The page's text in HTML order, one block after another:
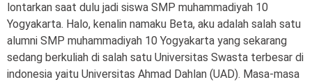
lontarkan saat dulu jadi siswa SMP muhammadiyah 10
Yogyakarta. Halo, kenalin namaku Beta, aku adalah salah satu
alumni SMP muhammadiyah 10 Yogyakarta yang sekarang
sedang berkuliah di salah satu Universitas Swasta terbesar di
indonesia yaitu Universitas Ahmad Dahlan (UAD). Masa-masa